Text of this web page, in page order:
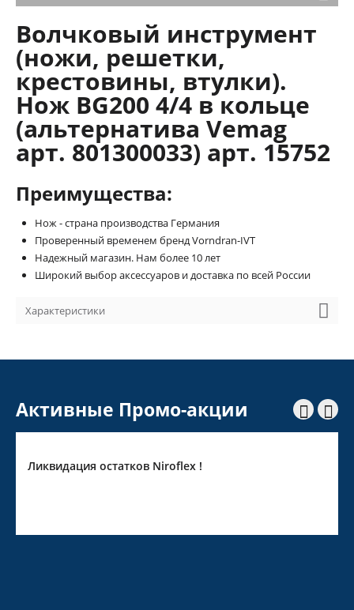
Волчковый инструмент
(ножи, решетки,
крестовины, втулки).
Нож BG200 4/4 в кольце
(альтернатива Vemag
арт. 801300033) арт. 15752
Преимущества:
Нож - страна производства Германия
Проверенный временем бренд Vorndran-IVT
Надежный магазин. Нам более 10 лет
Широкий выбор аксессуаров и доставка по всей России
Характеристики
Активные Промо-акции  
Ликвидация остатков Niroflex !